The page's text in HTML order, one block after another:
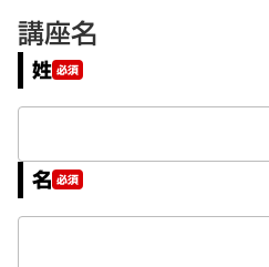
講座名
姓 必須
名 必須